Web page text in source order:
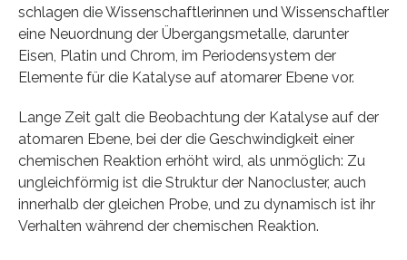
schlagen die Wissenschaftlerinnen und Wissenschaftler
eine Neuordnung der Übergangsmetalle, darunter
Eisen, Platin und Chrom, im Periodensystem der
Elemente für die Katalyse auf atomarer Ebene vor.
Lange Zeit galt die Beobachtung der Katalyse auf der
atomaren Ebene, bei der die Geschwindigkeit einer
chemischen Reaktion erhöht wird, als unmöglich: Zu
ungleichförmig ist die Struktur der Nanocluster, auch
innerhalb der gleichen Probe, und zu dynamisch ist ihr
Verhalten während der chemischen Reaktion.